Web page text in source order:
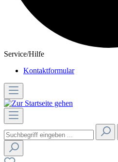
Service/Hilfe
Kontaktformular